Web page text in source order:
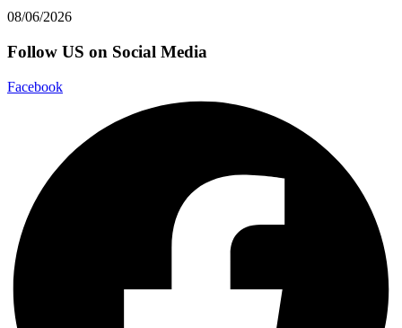
08/06/2026
Follow US on Social Media
Facebook